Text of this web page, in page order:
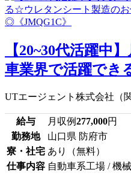
【20~30代活躍中
車業界で活躍でき
UTエージェント株式会社（関
給与 月収例277,000円
勤務地
山口県 防府市
寮・社宅 あり（無料）
仕事内容 自動車系工場 / 機